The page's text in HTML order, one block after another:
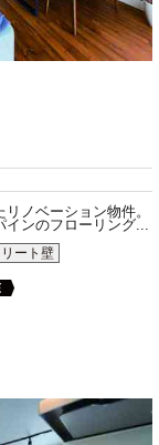
ノベーション物件。
インのフローリング...
ート壁